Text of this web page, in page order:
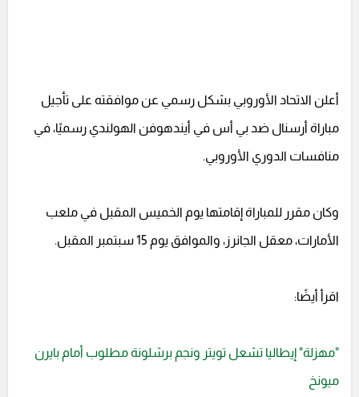
أعلن الاتحاد الأوروبي بشكل رسمي عن موافقته على تأجيل
مباراة أرسنال ضد بي أس في أيندهوفن الهولندي رسميًا، في
منافسات الدوري الأوروبي.
وكان مقرر للمباراة إقامتها يوم الخميس المقبل في ملعب
الأمارات، معقل الجانرز، والموافق يوم 15 سبتمبر المقبل.
اقرأ أيضًا:
"مهزلة" إيطاليا تشعل تويتر ونجم برشلونة مطلوب أمام بايرن
ميونخ